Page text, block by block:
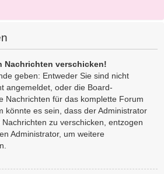
Nachrichten verschicken!
geben: Entweder Sie sind nicht
angemeldet, oder die Board-
Nachrichten für das komplette Forum
könnte es sein, dass der Administrator
zu verschicken, entzogen
Administrator, um weitere